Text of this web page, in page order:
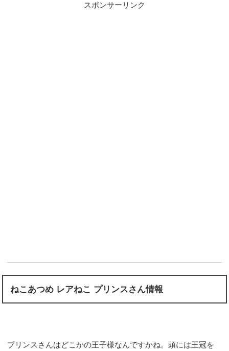
スポンサーリンク
ねこあつめ レアねこ プリンスさん情報
プリンスさんはどこかの王子様なんですかね。頭には王冠を